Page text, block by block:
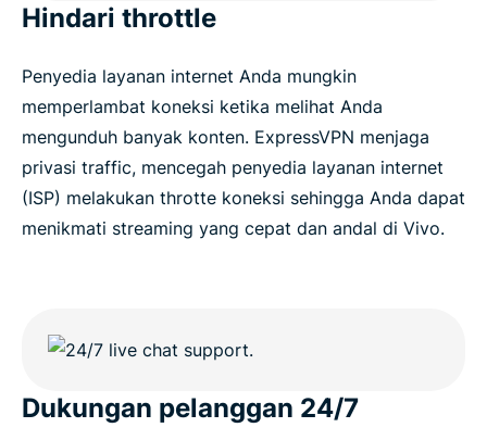
Hindari throttle
Penyedia layanan internet Anda mungkin
memperlambat koneksi ketika melihat Anda
mengunduh banyak konten. ExpressVPN menjaga
privasi traffic, mencegah penyedia layanan internet
(ISP) melakukan throtte koneksi sehingga Anda dapat
menikmati streaming yang cepat dan andal di Vivo.
Dukungan pelanggan 24/7